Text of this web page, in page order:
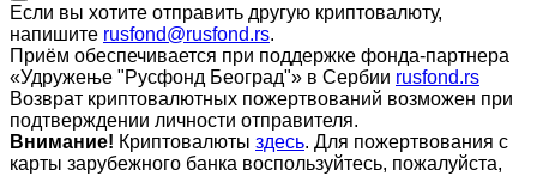
Если вы хотите отправить другую криптовалюту,
напишите rusfond@rusfond.rs.
Приём обеспечивается при поддержке фонда-партнера
«Удружење "Русфонд Београд"» в Сербии rusfond.rs
Возврат криптовалютных пожертвований возможен при
подтверждении личности отправителя.
Внимание! Криптовалюты здесь. Для пожертвования с
карты зарубежного банка воспользуйтесь, пожалуйста,